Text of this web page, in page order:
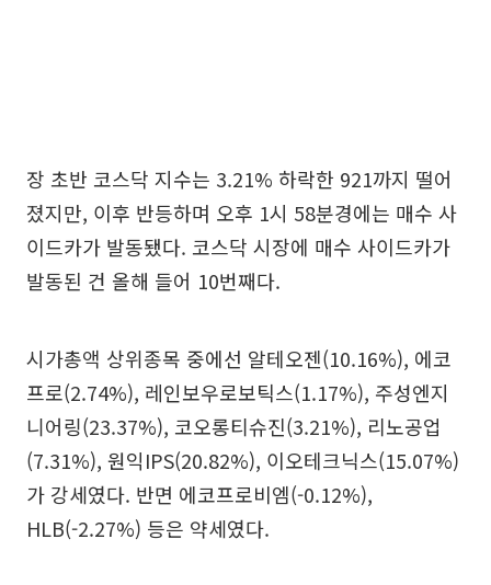
장 초반 코스닥 지수는 3.21% 하락한 921까지 떨어
졌지만, 이후 반등하며 오후 1시 58분경에는 매수 사
이드카가 발동됐다. 코스닥 시장에 매수 사이드카가
발동된 건 올해 들어 10번째다.
시가총액 상위종목 중에선 알테오젠(10.16%), 에코
프로(2.74%), 레인보우로보틱스(1.17%), 주성엔지
니어링(23.37%), 코오롱티슈진(3.21%), 리노공업
(7.31%), 원익IPS(20.82%), 이오테크닉스(15.07%)
가 강세였다. 반면 에코프로비엠(-0.12%),
HLB(-2.27%) 등은 약세였다.